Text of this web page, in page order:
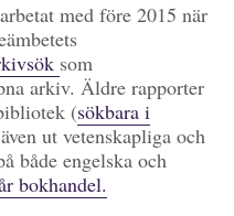
med före 2015 när
som
arkiv. Äldre rapporter
(sökbara i
ut vetenskapliga och
både engelska och
bokhandel.